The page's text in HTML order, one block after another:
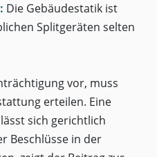
Die Gebäudestatik ist
Splitgeräten selten
vor, muss
erteilen. Eine
sich gerichtlich
Beschlüsse in der